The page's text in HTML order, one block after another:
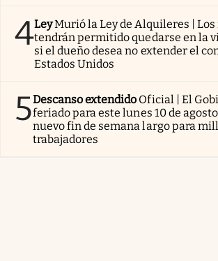
4LeyMurió la Ley de Alquileres |
tendrán permitido quedarse en la
si el dueño desea no extender el
Estados Unidos
5Descanso extendido Oficial | El
feriado para este lunes 10 de
nuevo fin de semana largo para
trabajadores